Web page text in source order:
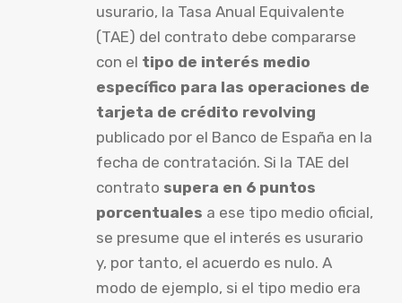
usurario, la Tasa Anual Equivalente
(TAE) del contrato debe compararse
con el tipo de interés medio
específico para las operaciones de
tarjeta de crédito revolving
publicado por el Banco de España en la
fecha de contratación. Si la TAE del
contrato supera en 6 puntos
porcentuales a ese tipo medio oficial,
se presume que el interés es usurario
y, por tanto, el acuerdo es nulo. A
modo de ejemplo, si el tipo medio era